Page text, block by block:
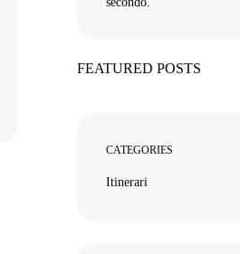
FEATURED POSTS
CATEGORIES
Itinerari